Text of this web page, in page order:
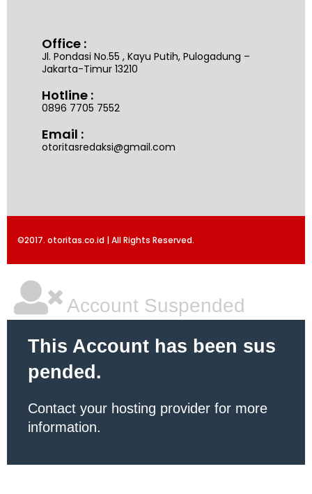
Office :
Jl. Pondasi No.55 , Kayu Putih, Pulogadung –
Jakarta-Timur 13210
Hotline :
0896 7705 7552
Email :
otoritasredaksi@gmail.com
©2017. otoritas.co.id | All Rights Reserved.
Account Suspended
This Account has been sus
pended.
Contact your hosting provider for more
information.